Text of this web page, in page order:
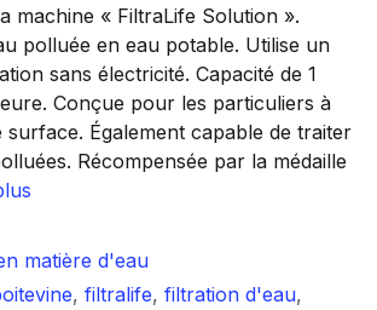
machine « FiltraLife Solution ».
polluée en eau potable. Utilise un
sans électricité. Capacité de 1
Conçue pour les particuliers à
surface. Également capable de traiter
Récompensée par la médaille
matière d'eau
, filtralife, filtration d'eau,